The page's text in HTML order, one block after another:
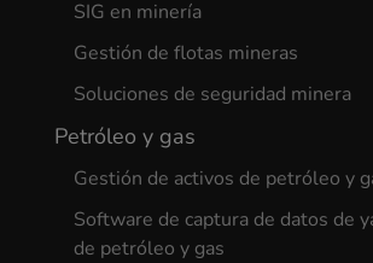
SIG en minería
Gestión de flotas mineras
Soluciones de seguridad minera
Petróleo y gas
Gestión de activos de petróleo y
Software de captura de datos de
de petróleo y gas